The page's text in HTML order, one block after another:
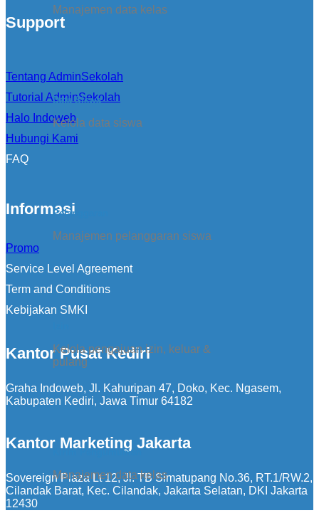
Manajemen data kelas
Data Siswa
Kelola data siswa
Pelanggaran
Manajemen pelanggaran siswa
Kelola pengajuan izin, keluar &
pulang
Kirim Pengumuman
Manajemen data kelas
Support
Tentang AdminSekolah
Tutorial AdminSekolah
Halo Indoweb
Hubungi Kami
FAQ
Informasi
Promo
Service Level Agreement
Term and Conditions
Kebijakan SMKI
Kantor Pusat Kediri
Graha Indoweb, Jl. Kahuripan 47, Doko, Kec. Ngasem,
Kabupaten Kediri, Jawa Timur 64182
Kantor Marketing Jakarta
Sovereign Plaza Lt 12, Jl. TB Simatupang No.36, RT.1/RW.2,
Cilandak Barat, Kec. Cilandak, Jakarta Selatan, DKI Jakarta
12430